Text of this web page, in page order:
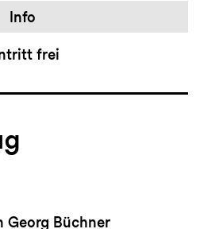
Info
frei
Georg Büchner